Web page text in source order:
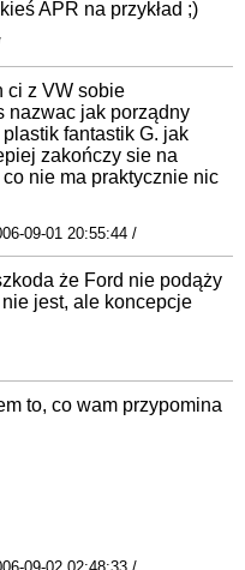
APR na przykład ;)
ci z VW sobie
nazwac jak porządny
fantastik G. jak
zakończy sie na
nie ma praktycznie nic
09-01 20:55:44 /
że Ford nie podąży
jest, ale koncepcje
to, co wam przypomina